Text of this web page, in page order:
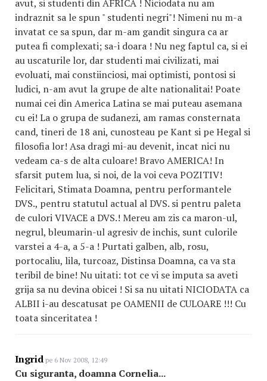
avut, si studenti din AFRICA ! Niciodata nu am
indraznit sa le spun " studenti negri"! Nimeni nu m-a
invatat ce sa spun, dar m-am gandit singura ca ar
putea fi complexati; sa-i doara ! Nu neg faptul ca, si ei
au uscaturile lor, dar studenti mai civilizati, mai
evoluati, mai constiinciosi, mai optimisti, pontosi si
ludici, n-am avut la grupe de alte nationalitai! Poate
numai cei din America Latina se mai puteau asemana
cu ei! La o grupa de sudanezi, am ramas consternata
cand, tineri de 18 ani, cunosteau pe Kant si pe Hegal si
filosofia lor! Asa dragi mi-au devenit, incat nici nu
vedeam ca-s de alta culoare! Bravo AMERICA! In
sfarsit putem lua, si noi, de la voi ceva POZITIV!
Felicitari, Stimata Doamna, pentru performantele
DVS., pentru statutul actual al DVS. si pentru paleta
de culori VIVACE a DVS.! Mereu am zis ca maron-ul,
negrul, bleumarin-ul agresiv de inchis, sunt culorile
varstei a 4-a, a 5-a ! Purtati galben, alb, rosu,
portocaliu, lila, turcoaz, Distinsa Doamna, ca va sta
teribil de bine! Nu uitati: tot ce vi se imputa sa aveti
grija sa nu devina obicei ! Si sa nu uitati NICIODATA ca
ALBII i-au descatusat pe OAMENII de CULOARE !!! Cu
toata sinceritatea !
Ingrid pe 6 Nov 2008, 12:49
Cu siguranta, doamna Cornelia...